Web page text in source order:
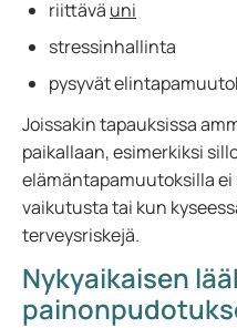
riittävä uni
stressinhallinta
pysyvät
Joissakin tapauksissa
paikallaan, esimerkiksi
elämäntapamuutoksilla
vaikutusta tai kun
terveysriskejä.
Nykyaikaisen